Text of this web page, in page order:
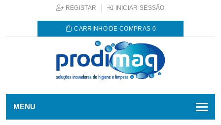
REGISTAR INICIAR SESSÃO
CARRINHO DE COMPRAS 0
MENU